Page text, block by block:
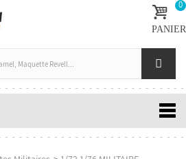
0
PANIER